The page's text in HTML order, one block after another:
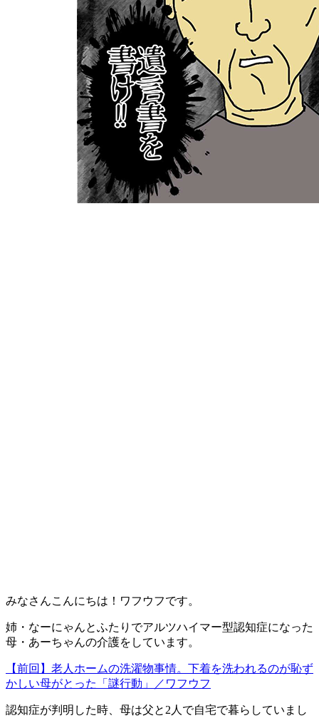
みなさんこんにちは！ワフウフです。
姉・なーにゃんとふたりでアルツハイマー型認知症になった
母・あーちゃんの介護をしています。
【前回】老人ホームの洗濯物事情。下着を洗われるのが恥ず
かしい母がとった「謎行動」／ワフウフ
認知症が判明した時、母は父と2人で自宅で暮らしていまし